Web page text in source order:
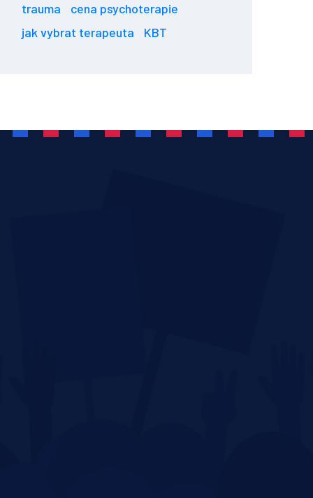
trauma
cena psychoterapie
jak vybrat terapeuta
KBT